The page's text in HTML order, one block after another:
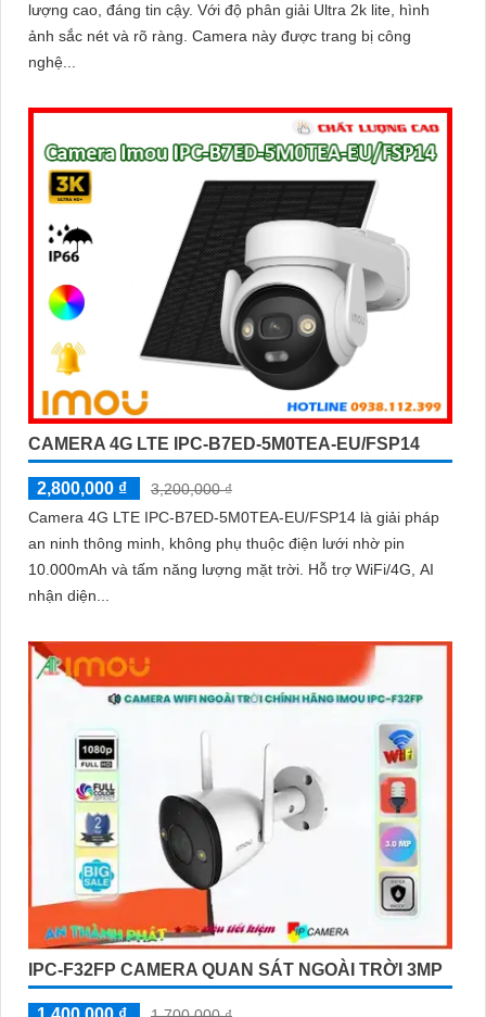
lượng cao, đáng tin cậy. Với độ phân giải Ultra 2k lite, hình
ảnh sắc nét và rõ ràng. Camera này được trang bị công
nghệ...
CAMERA 4G LTE IPC-B7ED-5M0TEA-EU/FSP14
2,800,000 ₫
3,200,000 ₫
Camera 4G LTE IPC-B7ED-5M0TEA-EU/FSP14 là giải pháp
an ninh thông minh, không phụ thuộc điện lưới nhờ pin
10.000mAh và tấm năng lượng mặt trời. Hỗ trợ WiFi/4G, AI
nhận diện...
IPC-F32FP CAMERA QUAN SÁT NGOÀI TRỜI 3MP